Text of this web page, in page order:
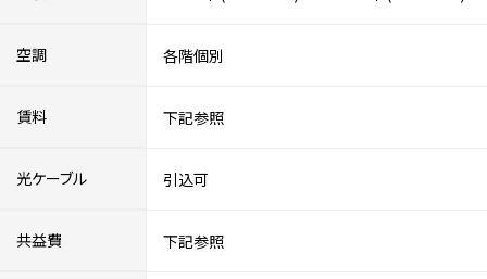
空調 各階個別
賃料 下記参照
光ケーブル 引込可
共益費 下記参照